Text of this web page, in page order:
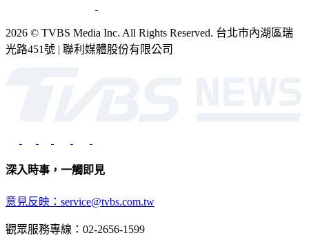
2026 © TVBS Media Inc. All Rights Reserved. 台北市內湖區瑞
光路451號 | 聯利媒體股份有限公司
深入時事，一觸即見
意見反映：service@tvbs.com.tw
觀眾服務專線：02-2656-1599